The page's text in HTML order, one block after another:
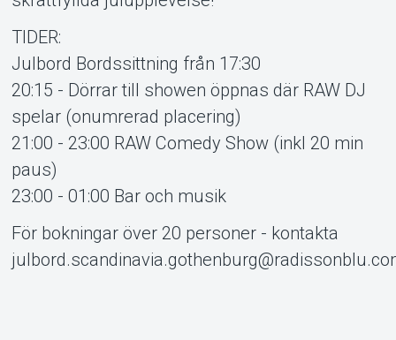
TIDER:
Julbord Bordssittning från 17:30
20:15 - Dörrar till showen öppnas där RAW DJ
spelar (onumrerad placering)
21:00 - 23:00 RAW Comedy Show (inkl 20 min
paus)
23:00 - 01:00 Bar och musik
För bokningar över 20 personer - kontakta